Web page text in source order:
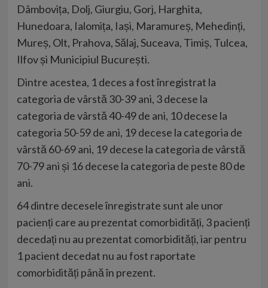
Dâmbovița, Dolj, Giurgiu, Gorj, Harghita,
Hunedoara, Ialomița, Iași, Maramureș, Mehedinți,
Mureș, Olt, Prahova, Sălaj, Suceava, Timiș, Tulcea,
Ilfov și Municipiul București.
Dintre acestea, 1 deces a fost înregistrat la
categoria de vârstă 30-39 ani, 3 decese la
categoria de vârstă 40-49 de ani, 10 decese la
categoria 50-59 de ani, 19 decese la categoria de
vârstă 60-69 ani, 19 decese la categoria de vârstă
70-79 ani și 16 decese la categoria de peste 80 de
ani.
64 dintre decesele înregistrate sunt ale unor
pacienți care au prezentat comorbidități, 3 pacienți
decedați nu au prezentat comorbidități, iar pentru
1 pacient decedat nu au fost raportate
comorbidități până în prezent.